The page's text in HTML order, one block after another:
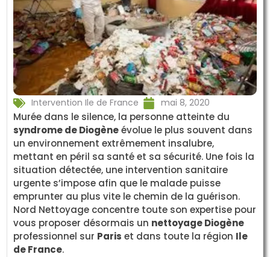
Intervention Ile de France mai 8, 2020
Murée dans le silence, la personne atteinte du
syndrome de Diogèneévolue le plus souvent dans
un environnement extrêmement insalubre,
mettant en péril sa santé et sa sécurité. Une fois la
situation détectée, une intervention sanitaire
urgente s’impose afin que le malade puisse
emprunter au plus vite le chemin de la guérison.
Nord Nettoyage concentre toute son expertise pour
vous proposer désormais un nettoyage Diogène
professionnel sur Paris et dans toute la région Ile
de France.